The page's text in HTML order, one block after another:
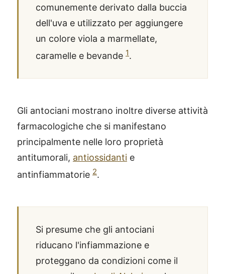
comunemente derivato dalla buccia
dell'uva e utilizzato per aggiungere
un colore viola a marmellate,
caramelle e bevande 1.
Gli antociani mostrano inoltre diverse attività
farmacologiche che si manifestano
principalmente nelle loro proprietà
antitumorali, antiossidanti e
antinfiammatorie 2.
Si presume che gli antociani
riducano l'infiammazione e
proteggano da condizioni come il